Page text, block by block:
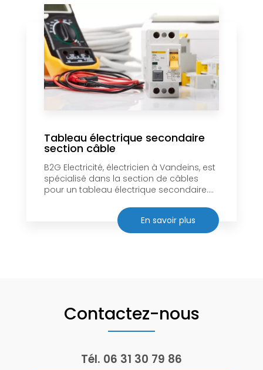
Tableau électrique secondaire
section câble
B2G Electricité, électricien à Vandeins, est
spécialisé dans la section de câbles
pour un tableau électrique secondaire....
En savoir plus
Contactez-nous
Tél. 06 31 30 79 86